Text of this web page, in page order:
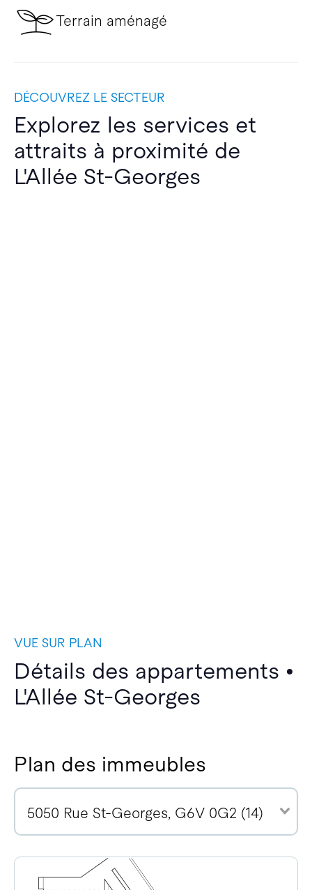
Terrain aménagé
DÉCOUVREZ LE SECTEUR
Explorez les services et
attraits à proximité de
L'Allée St-Georges
VUE SUR PLAN
Détails des appartements •
L'Allée St-Georges
Plan des immeubles
5050 Rue St-Georges, G6V 0G2 (14)